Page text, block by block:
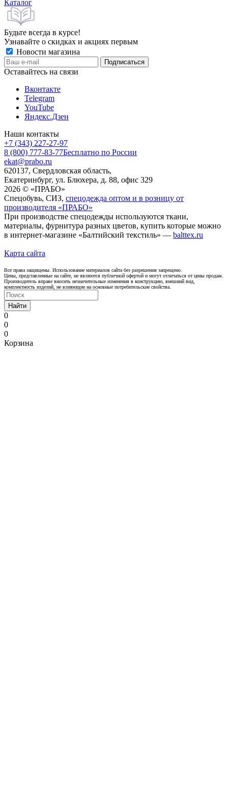
Каталог
Будьте всегда в курсе!
Узнавайте о скидках и акциях первым
Новости магазина
Оставайтесь на связи
Вконтакте
Telegram
YouTube
Яндекс.Дзен
Наши контакты
+7 (343) 227-27-97
8 (800) 777-83-77Бесплатно по России
ekat@prabo.ru
620137, Свердловская область,
Екатеринбург, ул. Блюхера, д. 88, офис 329
2026 © «ПРАБО»
Спецобувь, СИЗ, спецодежда оптом и в розницу от
производителя «ПРАБО»
При производстве спецодежды используются ткани,
материалы, фурнитура разных цветов, купить которые можно
в интернет-магазине «Балтийский текстиль» — balttex.ru
Карта сайта
Все права защищены. Использование материалов сайта без разрешения запрещено.
Цены, представленные на сайте, не являются публичной офертой и могут отличаться от цены продаж.
Производитель вправе вносить незначительные изменения в конструкцию, внешний вид,
комплектность изделий, не влияющие на основные потребительские свойства.
Найти
0
0
0
Корзина